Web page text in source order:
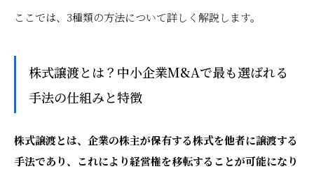
ここでは、3種類の方法について詳しく解説します。
株式譲渡とは？中小企業M&Aで最も選ばれる
手法の仕組みと特徴
株式譲渡とは、企業の株主が保有する株式を他者に譲渡する
手法であり、これにより経営権を移転することが可能になり